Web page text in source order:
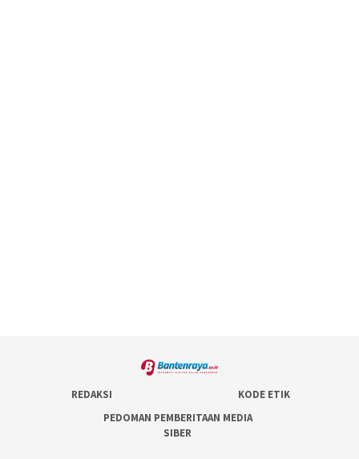
REDAKSI
KODE ETIK
PEDOMAN PEMBERITAAN MEDIA
SIBER